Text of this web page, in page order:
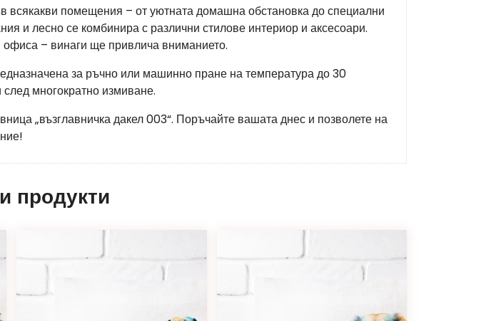
всякакви помещения – от уютната домашна обстановка до специални
и лесно се комбинира с различни стилове интериор и аксесоари.
офиса – винаги ще привлича вниманието.
за ръчно или машинно пране на температура до 30
многократно измиване.
„възглавничка дакел 003“. Поръчайте вашата днес и позволете на
продукти